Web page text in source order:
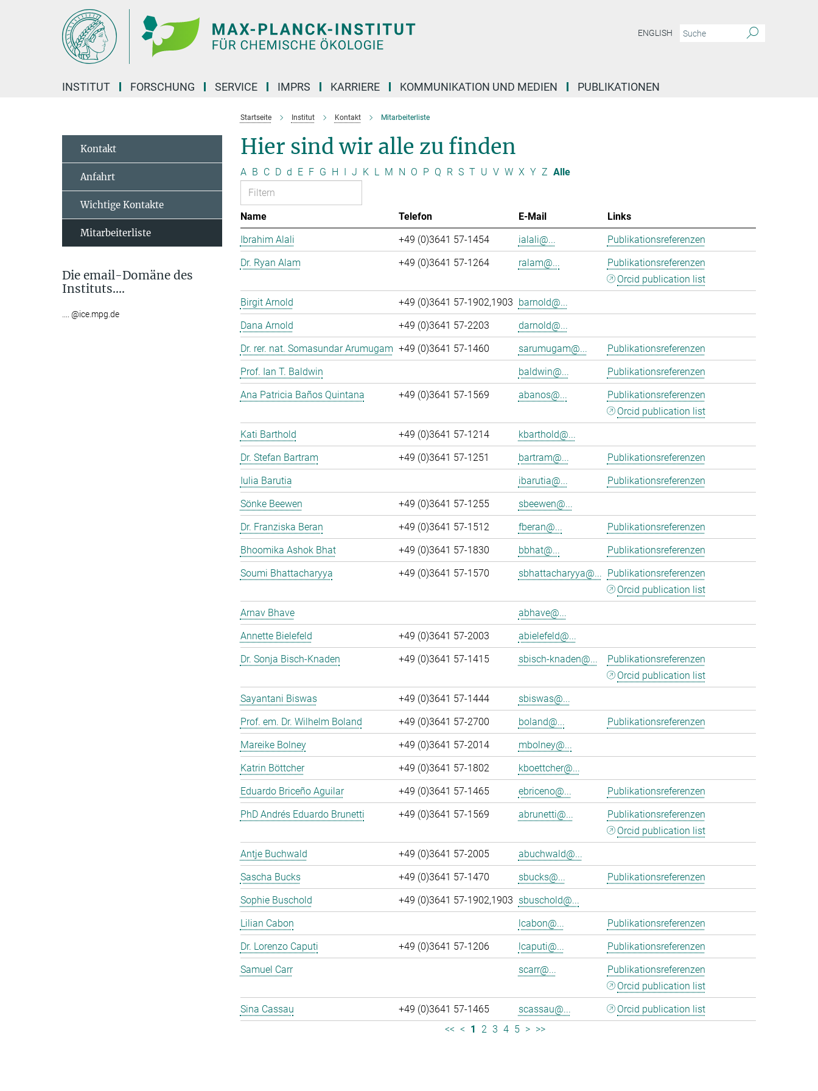
ENGLISH
INSTITUT FORSCHUNG SERVICE IMPRS KARRIERE KOMMUNIKATION UND MEDIEN PUBLIKATIONEN
Startseite Institut Kontakt Mitarbeiterliste
Hier sind wir alle zu finden
A B C D d E F G H I J K L M N O P Q R S T U V W X Y Z Alle
Name Telefon E-Mail
Links
Ibrahim Alali
+49 (0)3641 57-1454 ialali@...
Publikationsreferenzen
Dr. Ryan Alam
+49 (0)3641 57-1264 ralam@...
Publikationsreferenzen
Orcid publication list
Birgit Arnold
+49 (0)3641 57-1902,1903 barnold@...
Dana Arnold
+49 (0)3641 57-2203
darnold@...
Dr. rer. nat. Somasundar Arumugam +49 (0)3641 57-1460 sarumugam@...
Publikationsreferenzen
Prof. Ian T. Baldwin
baldwin@...
Publikationsreferenzen
Ana Patricia Baños Quintana
+49 (0)3641 57-1569 abanos@...
Publikationsreferenzen
Orcid publication list
Kati Barthold
+49 (0)3641 57-1214
kbarthold@...
Dr. Stefan Bartram
+49 (0)3641 57-1251 bartram@...
Publikationsreferenzen
Iulia Barutia
ibarutia@...
Publikationsreferenzen
Sönke Beewen
+49 (0)3641 57-1255
sbeewen@...
Dr. Franziska Beran
+49 (0)3641 57-1512 fberan@...
Publikationsreferenzen
Bhoomika Ashok Bhat
+49 (0)3641 57-1830 bbhat@...
Publikationsreferenzen
Soumi Bhattacharyya
+49 (0)3641 57-1570 sbhattacharyya@... Publikationsreferenzen
Orcid publication list
Arnav Bhave
abhave@...
Annette Bielefeld
+49 (0)3641 57-2003
abielefeld@...
Dr. Sonja Bisch-Knaden
+49 (0)3641 57-1415 sbisch-knaden@...
Publikationsreferenzen
Orcid publication list
Sayantani Biswas
+49 (0)3641 57-1444
sbiswas@...
Prof. em. Dr. Wilhelm Boland
+49 (0)3641 57-2700 boland@...
Publikationsreferenzen
Mareike Bolney
+49 (0)3641 57-2014
mbolney@...
Katrin Böttcher
+49 (0)3641 57-1802
kboettcher@...
Eduardo Briceño Aguilar
+49 (0)3641 57-1465 ebriceno@...
Publikationsreferenzen
PhD Andrés Eduardo Brunetti
+49 (0)3641 57-1569 abrunetti@...
Publikationsreferenzen
Orcid publication list
Antje Buchwald
+49 (0)3641 57-2005
abuchwald@...
Sascha Bucks
+49 (0)3641 57-1470 sbucks@...
Publikationsreferenzen
Sophie Buschold
+49 (0)3641 57-1902,1903 sbuschold@...
Lilian Cabon
lcabon@...
Publikationsreferenzen
Dr. Lorenzo Caputi
+49 (0)3641 57-1206 lcaputi@...
Publikationsreferenzen
Samuel Carr
scarr@...
Publikationsreferenzen
Orcid publication list
Sina Cassau
+49 (0)3641 57-1465 scassau@...
Orcid publication list
<< < 1 2 3 4 5 > >>
Kontakt
Anfahrt
Wichtige Kontakte
Mitarbeiterliste
Die email-Domäne des
Instituts....
.... @ice.mpg.de